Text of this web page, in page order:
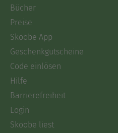
Bücher
Preise
Skoobe App
Geschenkgutscheine
Code einlösen
Hilfe
Barrierefreiheit
Login
Skoobe liest